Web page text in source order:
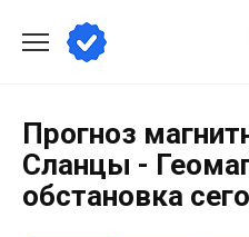
содержанию
Прогноз
Сланцы -
обстановка